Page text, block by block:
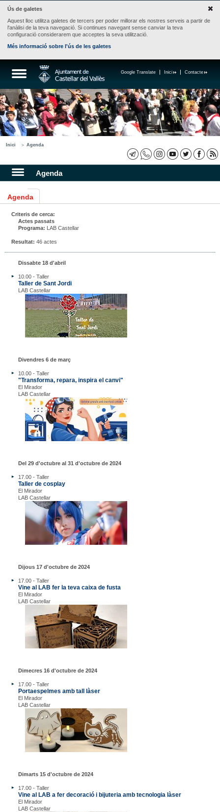
Ús de galetes
Aquest lloc utilitza galetes de tercers per poder millorar els nostres serveis a partir de
l'anàlisi de la teva navegació. Si continues navegant sense canviar la teva
configuració considerarem que acceptes la seva utilització.
Més informació sobre l'ús de les galetes
Contacte
Inici
Google Translate
Inici Agenda
Agenda
Agenda
Criteris de cerca:
Actes passats
Programa: LAB Castellar
Resultat: 46 actes
Dissabte 18 d'abril
10.00 - Taller
Taller de Sant Jordi
LAB Castellar
Divendres 6 de març
10.00 - Taller
"Transforma, repara, inspira el canvi"
El Mirador
LAB Castellar
Del 29 d'octubre al 31 d'octubre de 2024
17.00 - Taller
Taller de cosplay
El Mirador
LAB Castellar
Dijous 17 d'octubre de 2024
17.00 - Taller
Vine al LAB fer la teva caixa de fusta
El Mirador
LAB Castellar
Dimecres 16 d'octubre de 2024
17.00 - Taller
Portaespelmes amb tall làser
El Mirador
LAB Castellar
Dimarts 15 d'octubre de 2024
17.00 - Taller
Vine al LAB a fer decoració i bijuteria amb tecnologia làser
El Mirador
LAB Castellar